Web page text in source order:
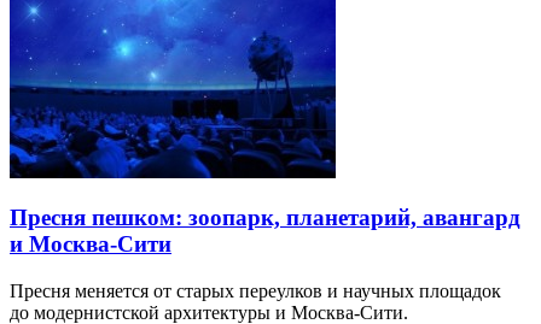
Пресня пешком: зоопарк, планетарий, авангард
и Москва-Сити
Пресня меняется от старых переулков и научных площадок
до модернистской архитектуры и Москва-Сити.